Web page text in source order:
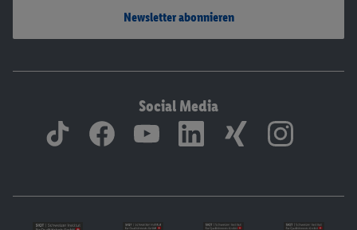
Newsletter abonnieren
Social Media